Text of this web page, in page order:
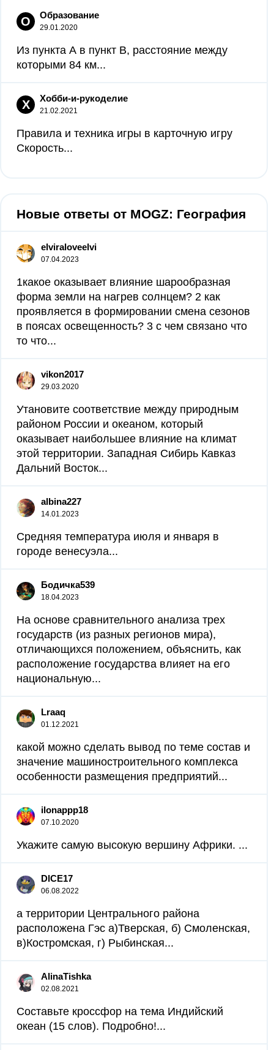
О Образование
29.01.2020
Из пункта А в пункт B, расстояние между
которыми 84 км...
Х Хобби-и-рукоделие
21.02.2021
Правила и техника игры в карточную игру
Скорость...
Новые ответы от MOGZ: География
elviraloveelvi
07.04.2023
1какое оказывает влияние шарообразная
форма земли на нагрев солнцем? 2 как
проявляется в формировании смена сезонов
в поясах освещенность? 3 с чем связано что
то что...
vikon2017
29.03.2020
Утановите соответствие между природным
районом России и океаном, который
оказывает наибольшее влияние на климат
этой территории. Западная Сибирь Кавказ
Дальний Восток...
albina227
14.01.2023
Средняя температура июля и января в
городе венесуэла...
Бодичка539
18.04.2023
На основе сравнительного анализа трех
государств (из разных регионов мира),
отличающихся положением, объяснить, как
расположение государства влияет на его
национальную...
Lraaq
01.12.2021
какой можно сделать вывод по теме состав и
значение машиностроительного комплекса
особенности размещения предприятий...
ilonappp18
07.10.2020
Укажите самую высокую вершину Африки. ​...
DlCE17
06.08.2022
а территории Центрального района
расположена Гэс а)Тверская, б) Смоленская,
в)Костромская, г) Рыбинская...
AlinaTishka
02.08.2021
Составьте кроссфор на тема Индийский
океан (15 слов). Подробно!​...